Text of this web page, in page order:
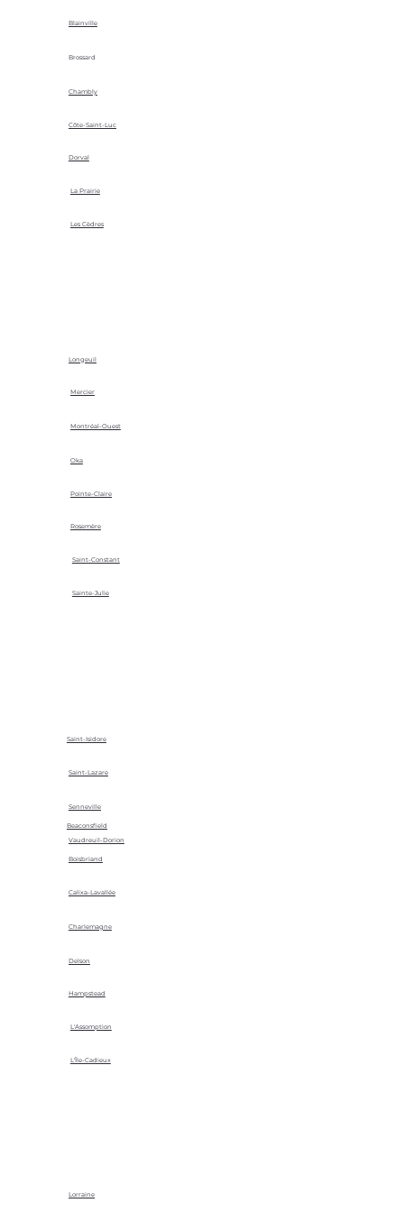
Blainville
Brossard
Chambly
Côte-Saint-Luc
Dorval
La Prairie
Les Cèdres
Longeuil
Mercier
Montréal-Ouest
Oka
Pointe-Claire
Rosemère
Saint-Constant
Sainte-Julie
Saint-Isidore
Saint-Lazare
Senneville
Vaudreuil-Dorion
Beaconsfield
Boisbriand
Calixa-Lavallée
Charlemagne
Delson
Hampstead
L'Assomption
L'Île-Cadieux
Lorraine